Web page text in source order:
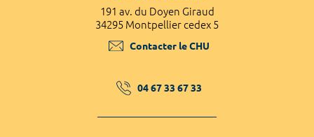
191 av. du Doyen Giraud
34295 Montpellier cedex 5
Contacter le CHU
04 67 33 67 33